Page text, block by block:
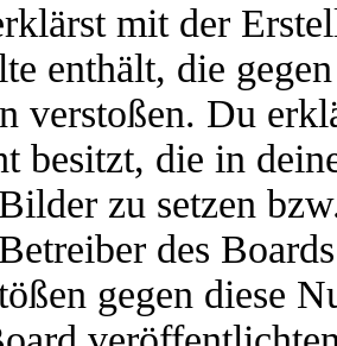
mit der
enthält, die
verstoßen. Du
besitzt, die in
zu setzen
des
gegen diese